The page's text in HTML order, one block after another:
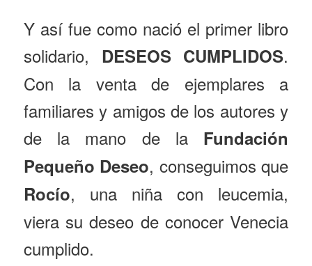
Y así fue como nació el primer libro
solidario, DESEOS CUMPLIDOS.
Con la venta de ejemplares a
familiares y amigos de los autores y
de la mano de la Fundación
Pequeño Deseo, conseguimos que
Rocío, una niña con leucemia,
viera su deseo de conocer Venecia
cumplido.